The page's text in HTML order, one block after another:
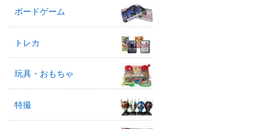
ボードゲーム
トレカ
玩具・おもちゃ
特撮